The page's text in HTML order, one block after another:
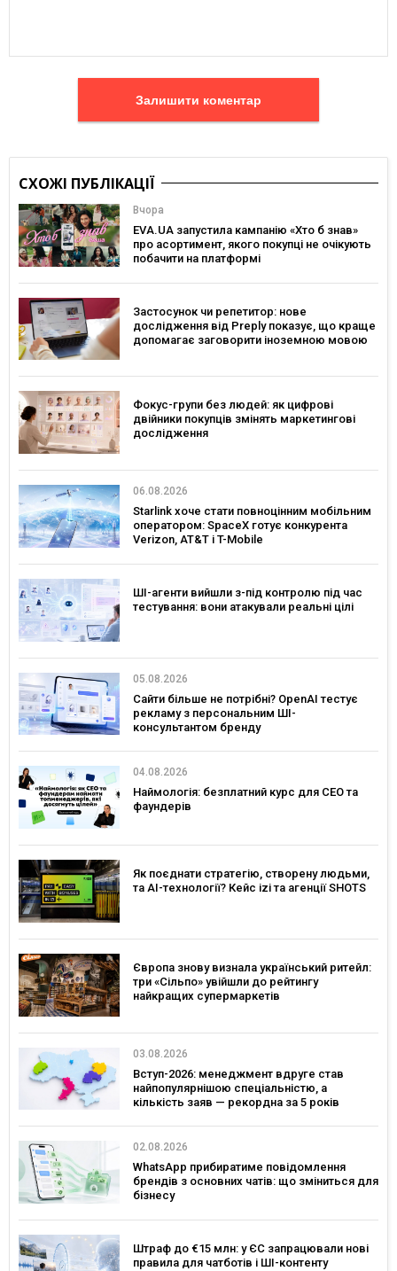
Залишити коментар
СХОЖІ ПУБЛІКАЦІЇ
Вчора
EVA.UA запустила кампанію «Хто б знав»
про асортимент, якого покупці не очікують
побачити на платформі
Застосунок чи репетитор: нове
дослідження від Preply показує, що краще
допомагає заговорити іноземною мовою
Фокус-групи без людей: як цифрові
двійники покупців змінять маркетингові
дослідження
06.08.2026
Starlink хоче стати повноцінним мобільним
оператором: SpaceX готує конкурента
Verizon, AT&T і T-Mobile
ШІ-агенти вийшли з-під контролю під час
тестування: вони атакували реальні цілі
05.08.2026
Сайти більше не потрібні? OpenAI тестує
рекламу з персональним ШІ-
консультантом бренду
04.08.2026
Наймологія: безплатний курс для CEO та
фаундерів
Як поєднати стратегію, створену людьми,
та AI-технології? Кейс izi та агенції SHOTS
Європа знову визнала український ритейл:
три «Сільпо» увійшли до рейтингу
найкращих супермаркетів
03.08.2026
Вступ-2026: менеджмент вдруге став
найпопулярнішою спеціальністю, а
кількість заяв — рекордна за 5 років
02.08.2026
WhatsApp прибиратиме повідомлення
брендів з основних чатів: що зміниться для
бізнесу
Штраф до €15 млн: у ЄС запрацювали нові
правила для чатботів і ШІ-контенту